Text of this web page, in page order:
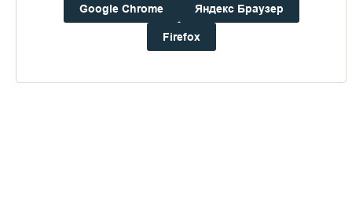
Google Chrome Яндекс Браузер
Firefox